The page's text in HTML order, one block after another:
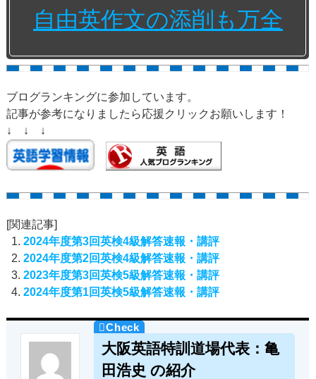
自由英作文の添削も万全
ブログランキングに参加しています。
記事が参考になりましたら応援クリックお願いします！
↓ ↓ ↓
[関連記事]
2024年度第3回英検4級解答速報・講評
2024年度第2回英検4級解答速報・講評
2023年度第3回英検5級解答速報・講評
2024年度第1回英検5級解答速報・講評
大阪英語特訓道場代表：亀
田浩史 の紹介